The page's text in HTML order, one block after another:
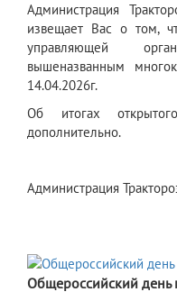
Администрация
извещает Вас о том,
управляющей
вышеназванным
14.04.2026г.
Об итогах
дополнительно.
Администрация
Общероссийский день